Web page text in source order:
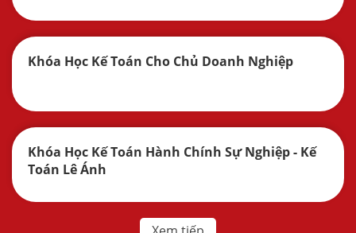
Khóa Học Kế Toán Cho Chủ Doanh Nghiệp
Khóa Học Kế Toán Hành Chính Sự Nghiệp - Kế
Toán Lê Ánh